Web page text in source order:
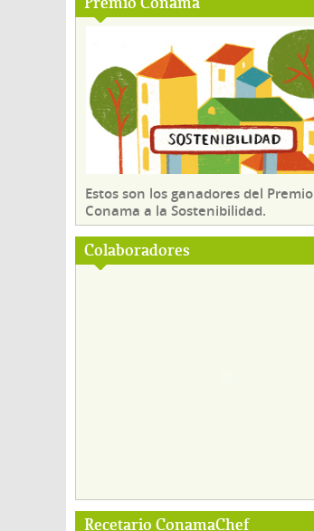
Estos son los ganadores del Premio
Conama a la Sostenibilidad.
Colaboradores
Recetario ConamaChef